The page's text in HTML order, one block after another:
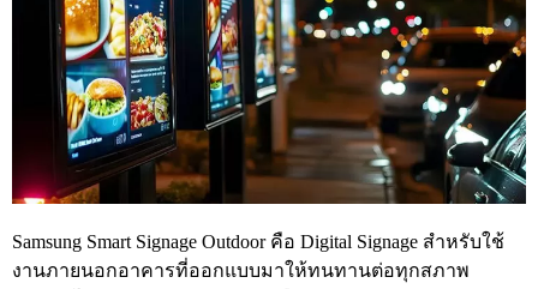
Samsung Smart Signage Outdoor คือ Digital Signage สำหรับใช้
งานภายนอกอาคารที่ออกแบบมาให้ทนทานต่อทุกสภาพ